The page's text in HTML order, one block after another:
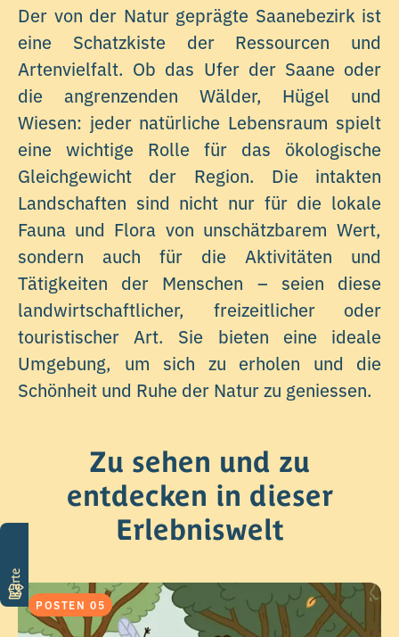
Der von der Natur geprägte Saanebezirk ist
eine Schatzkiste der Ressourcen und
Artenvielfalt. Ob das Ufer der Saane oder
die angrenzenden Wälder, Hügel und
Wiesen: jeder natürliche Lebensraum spielt
eine wichtige Rolle für das ökologische
Gleichgewicht der Region. Die intakten
Landschaften sind nicht nur für die lokale
Fauna und Flora von unschätzbarem Wert,
sondern auch für die Aktivitäten und
Tätigkeiten der Menschen – seien diese
landwirtschaftlicher, freizeitlicher oder
touristischer Art. Sie bieten eine ideale
Umgebung, um sich zu erholen und die
Schönheit und Ruhe der Natur zu geniessen.
Zu sehen und zu
entdecken in dieser
Erlebniswelt
POSTEN 05
Karte